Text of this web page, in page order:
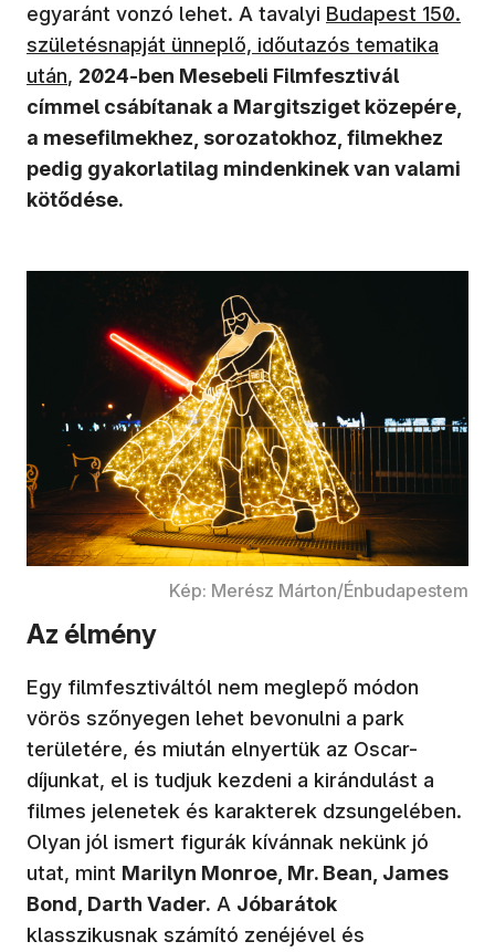
egyaránt vonzó lehet. A tavalyi Budapest 150.
születésnapját ünneplő, időutazós tematika
után, 2024-ben Mesebeli Filmfesztivál
címmel csábítanak a Margitsziget közepére,
a mesefilmekhez, sorozatokhoz, filmekhez
pedig gyakorlatilag mindenkinek van valami
kötődése.
Kép: Merész Márton/Énbudapestem
Az élmény
Egy filmfesztiváltól nem meglepő módon
vörös szőnyegen lehet bevonulni a park
területére, és miután elnyertük az Oscar-
díjunkat, el is tudjuk kezdeni a kirándulást a
filmes jelenetek és karakterek dzsungelében.
Olyan jól ismert figurák kívánnak nekünk jó
utat, mint Marilyn Monroe, Mr. Bean, James
Bond, Darth Vader. A Jóbarátok
klasszikusnak számító zenéjével és